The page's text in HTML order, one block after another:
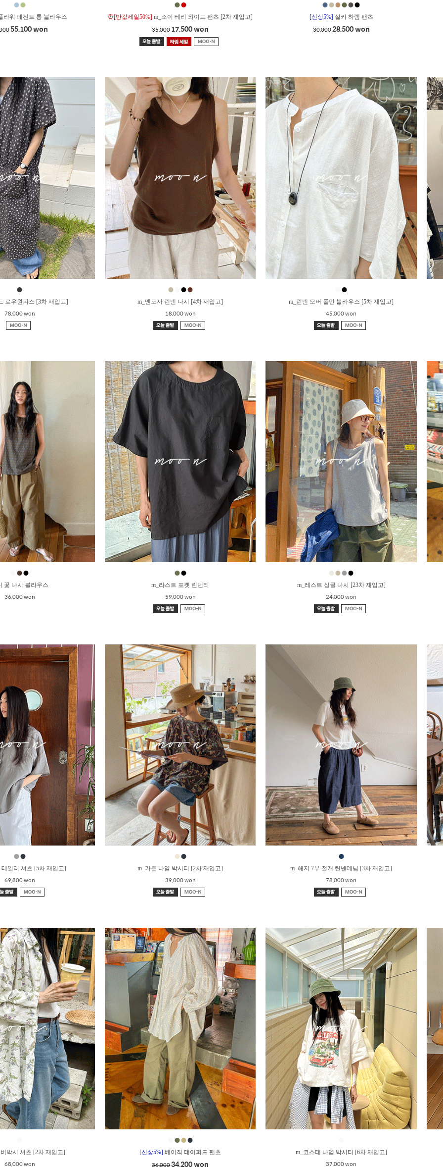
●●
라워 페전트 롱 블라우스
55,100 won
●●
⏰[반값세일50%]m_소이 테리 와이드 팬츠 [2차 재입고]
35,00017,500 won
●●●●●●
[신상5%] 실키 하렘 팬츠
30,00028,500 won
●
로우원피스 [3차 재입고]
78,000 won
● ●●
m_멘도사 린넨 나시 [4차 재입고]
18,000 won
●
m_린넨 오버 돌먼 블라우스 [5차 재입고]
45,000 won
●●
꽃 나시 블라우스
36,000 won
●●
m_라스트 포켓 린넨티
59,000 won
●●●●
m_레스트 싱글 나시 [23차 재입고]
24,000 won
●●
테일러 셔츠 [5차 재입고]
69,800 won
●●
m_가든 나염 박시티 [2차 재입고]
39,000 won
●
m_해지 7부 절개 린넨데님 [3차 재입고]
78,000 won
박시 셔츠 [2차 재입고]
68,000 won
●●●
[신상5%]베이직 테이퍼드 팬츠
36,00034,200 won
m_코스테 나염 박시티 [6차 재입고]
37,000 won